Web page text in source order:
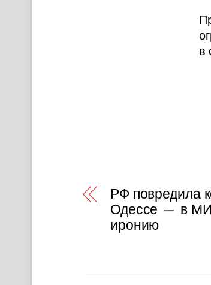
в
РФ повредила
Одессе — в
иронию